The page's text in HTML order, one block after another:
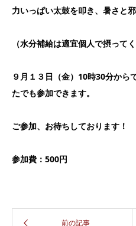
力いっぱい太鼓を叩き、暑さと
（水分補給は適宜個人で摂って
９月１３日（金）10時30分から
たでも参加できます。
ご参加、お待ちしております！
参加費：500円